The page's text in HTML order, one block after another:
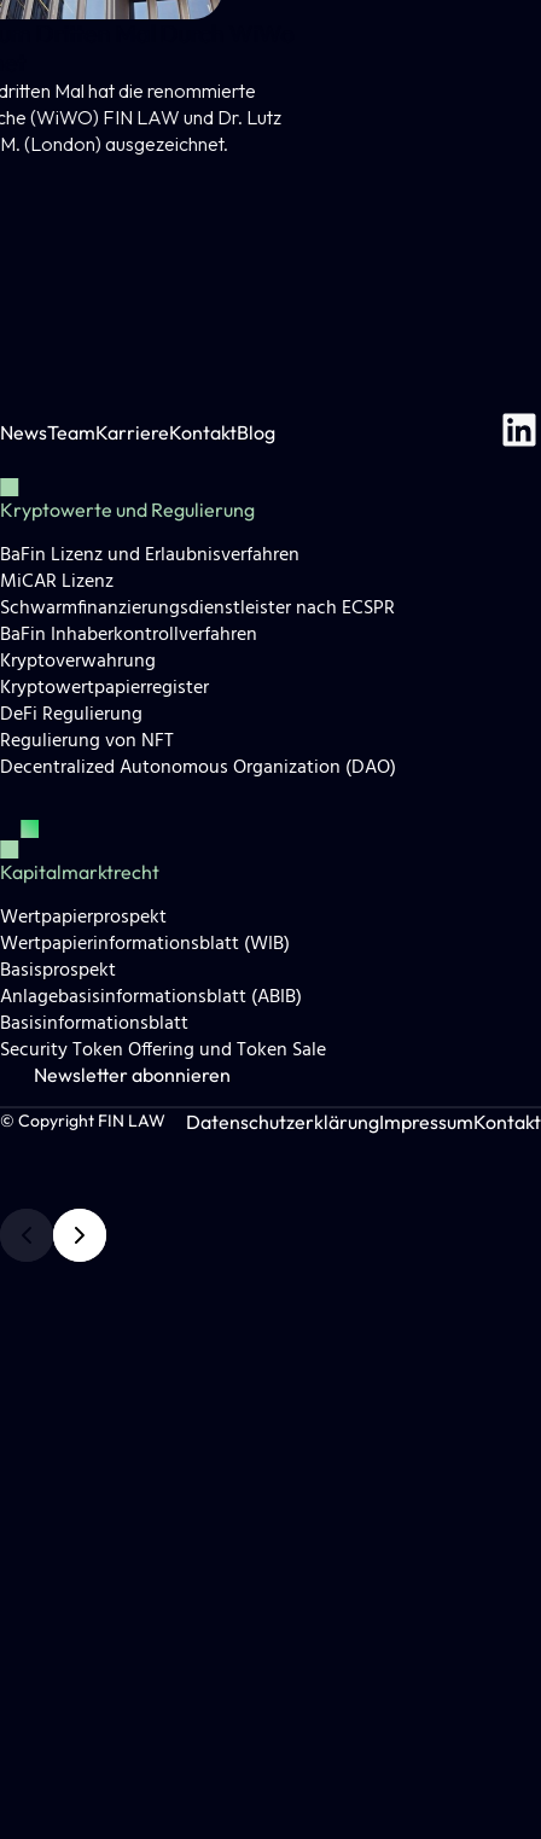
NewsTeamKarriereKontaktBlog
Kryptowerte und Regulierung
BaFin Lizenz und Erlaubnisverfahren
MiCAR Lizenz
Schwarmfinanzierungsdienstleister nach ECSPR
BaFin Inhaberkontrollverfahren
Kryptoverwahrung
Kryptowertpapierregister
DeFi Regulierung
Regulierung von NFT
Decentralized Autonomous Organization (DAO)
Kapitalmarktrecht
Wertpapierprospekt
Wertpapierinformationsblatt (WIB)
Basisprospekt
Anlagebasisinformationsblatt (ABIB)
Basisinformationsblatt
Security Token Offering und Token Sale
Newsletter abonnieren
© Copyright FIN LAW DatenschutzerklärungImpressumKontakt